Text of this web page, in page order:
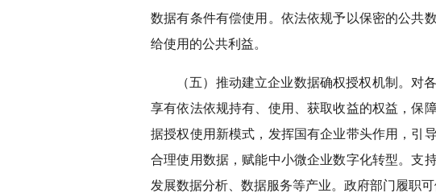
数据有条件有偿使用。依法依规予以保密的公共
给使用的公共利益。
（五）推动建立企业数据确权授权机制。
享有依法依规持有、使用、获取收益的权益，保
据授权使用新模式，发挥国有企业带头作用，引
合理使用数据，赋能中小微企业数字化转型。支
发展数据分析、数据服务等产业。政府部门履职